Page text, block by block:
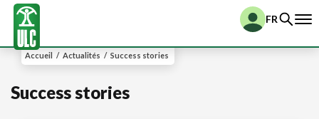
FR
Accueil / Actualités / Success stories
Success stories